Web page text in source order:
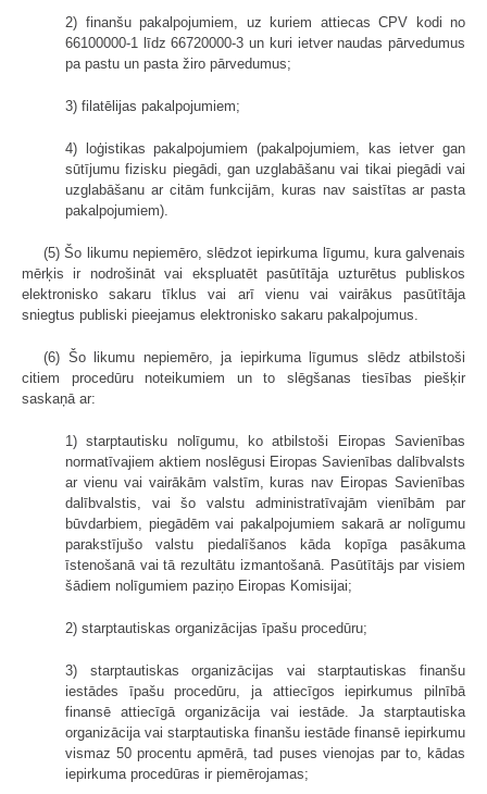
2) finanšu pakalpojumiem, uz kuriem attiecas CPV kodi no
66100000-1 līdz 66720000-3 un kuri ietver naudas pārvedumus
pa pastu un pasta žiro pārvedumus;
3) filatēlijas pakalpojumiem;
4) loģistikas pakalpojumiem (pakalpojumiem, kas ietver gan
sūtījumu fizisku piegādi, gan uzglabāšanu vai tikai piegādi vai
uzglabāšanu ar citām funkcijām, kuras nav saistītas ar pasta
pakalpojumiem).
(5) Šo likumu nepiemēro, slēdzot iepirkuma līgumu, kura galvenais
mērķis ir nodrošināt vai ekspluatēt pasūtītāja uzturētus publiskos
elektronisko sakaru tīklus vai arī vienu vai vairākus pasūtītāja
sniegtus publiski pieejamus elektronisko sakaru pakalpojumus.
(6) Šo likumu nepiemēro, ja iepirkuma līgumus slēdz atbilstoši
citiem procedūru noteikumiem un to slēgšanas tiesības piešķir
saskaņā ar:
1) starptautisku nolīgumu, ko atbilstoši Eiropas Savienības
normatīvajiem aktiem noslēgusi Eiropas Savienības dalībvalsts
ar vienu vai vairākām valstīm, kuras nav Eiropas Savienības
dalībvalstis, vai šo valstu administratīvajām vienībām par
būvdarbiem, piegādēm vai pakalpojumiem sakarā ar nolīgumu
parakstījušo valstu piedalīšanos kāda kopīga pasākuma
īstenošanā vai tā rezultātu izmantošanā. Pasūtītājs par visiem
šādiem nolīgumiem paziņo Eiropas Komisijai;
2) starptautiskas organizācijas īpašu procedūru;
3) starptautiskas organizācijas vai starptautiskas finanšu
iestādes īpašu procedūru, ja attiecīgos iepirkumus pilnībā
finansē attiecīgā organizācija vai iestāde. Ja starptautiska
organizācija vai starptautiska finanšu iestāde finansē iepirkumu
vismaz 50 procentu apmērā, tad puses vienojas par to, kādas
iepirkuma procedūras ir piemērojamas;